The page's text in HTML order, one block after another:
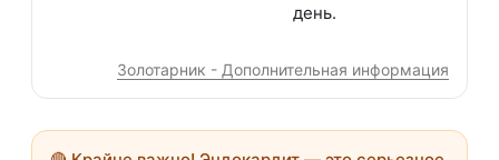
день.
Золотарник - Дополнительная информация